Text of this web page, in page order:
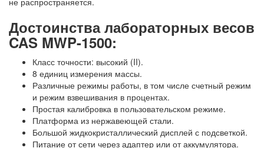
Достоинства лабораторных весов
CAS MWP-1500:
Класс точности: высокий (II).
8 единиц измерения массы.
Различные режимы работы, в том числе счетный режим
и режим взвешивания в процентах.
Простая калибровка в пользовательском режиме.
Платформа из нержавеющей стали.
Большой жидкокристаллический дисплей с подсветкой.
Питание от сети через адаптер или от аккумулятора.